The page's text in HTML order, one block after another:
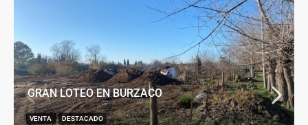
GRAN LOTEO EN BURZACO
VENTA DESTACADO